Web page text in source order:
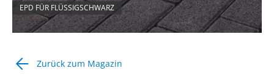
EPD FÜR FLÜSSIGSCHWARZ
Zurück zum Magazin